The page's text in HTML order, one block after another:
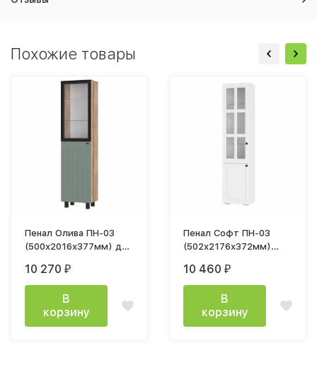
Похожие товары
Пенал Олива ПН-03
(500х2016х377мм) дуб
эвкалипт софт
10 270 ₽
В
корзину
Пенал Софт ПН-03
(502х2176х372мм)
F26
10 460 ₽
В
корзину